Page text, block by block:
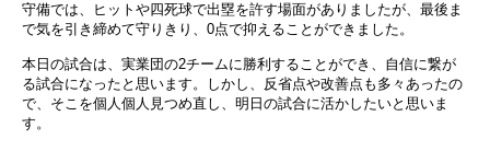
守備では、ヒットや四死球で出塁を許す場面がありましたが、最後ま
で気を引き締めて守りきり、0点で抑えることができました。
本日の試合は、実業団の2チームに勝利することができ、自信に繋が
る試合になったと思います。しかし、反省点や改善点も多々あったの
で、そこを個人個人見つめ直し、明日の試合に活かしたいと思いま
す。